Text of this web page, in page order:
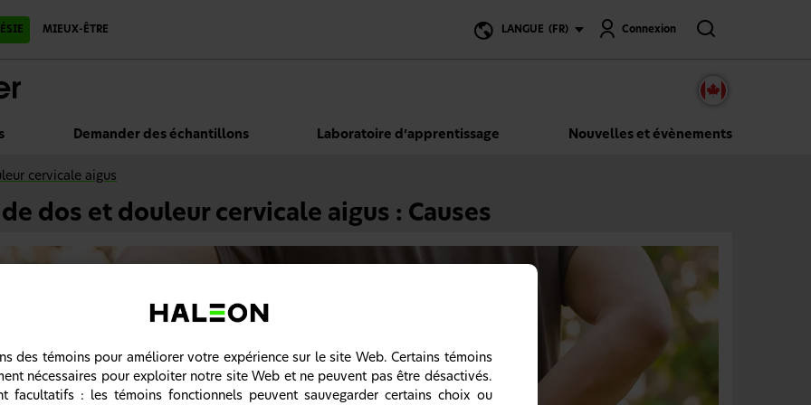
MIEUX-ÊTRE LANGUE (FR) Connexion
Recherche
Demander des échantillons Laboratoire d’apprentissage Nouvelles et évènements
cervicale aigus
dos et douleur cervicale aigus : Causes
des témoins pour améliorer votre expérience sur le site Web. Certains témoins
nécessaires pour exploiter notre site Web et ne peuvent pas être désactivés.
facultatifs : les témoins fonctionnels peuvent sauvegarder certains choix ou